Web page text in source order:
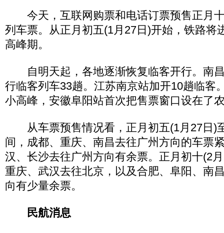
今天，互联网购票和电话订票预售正月
列车票。从正月初五(1月27日)开始，铁路将
高峰期。
自明天起，各地逐渐恢复临客开行。南
行临客列车33趟。江苏南京站加开10趟临客
小高峰，安徽阜阳站首次把售票窗口设在了
从车票预售情况看，正月初五(1月27日)
间，成都、重庆、南昌去往广州方向的车票
汉、长沙去往广州方向有余票。正月初十(2
重庆、武汉去往北京，以及合肥、阜阳、南
向有少量余票。
民航消息